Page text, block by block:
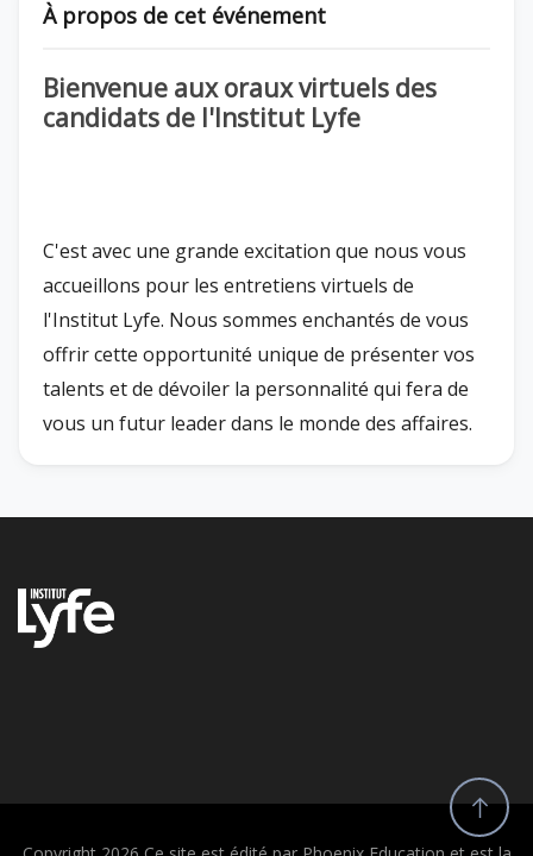
À propos de cet événement
Bienvenue aux oraux virtuels des
candidats de l'Institut Lyfe
C'est avec une grande excitation que nous vous
accueillons pour les entretiens virtuels de
l'Institut Lyfe. Nous sommes enchantés de vous
offrir cette opportunité unique de présenter vos
talents et de dévoiler la personnalité qui fera de
vous un futur leader dans le monde des affaires.